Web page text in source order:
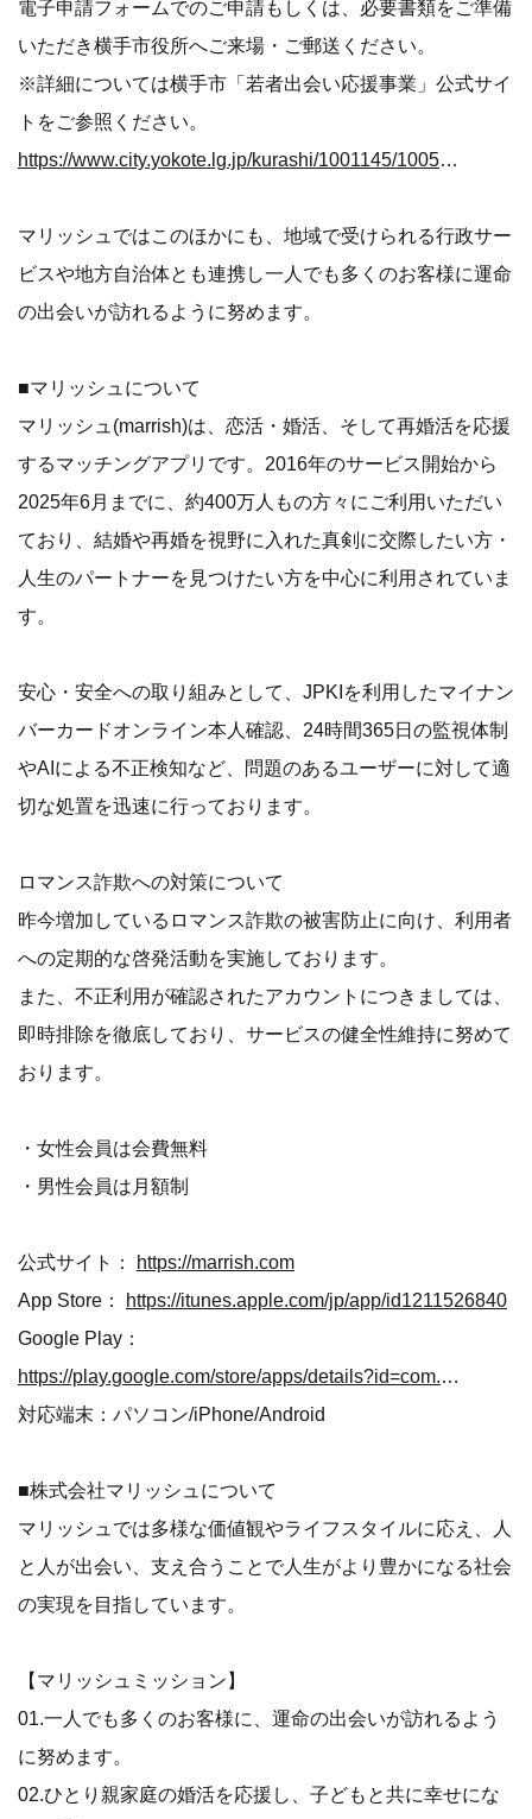
電子申請フォームでのご申請もしくは、必要書類をご準備
いただき横手市役所へご来場・ご郵送ください。
※詳細については横手市「若者出会い応援事業」公式サイ
トをご参照ください。
マリッシュではこのほかにも、地域で受けられる行政サー
ビスや地方自治体とも連携し一人でも多くのお客様に運命
の出会いが訪れるように努めます。
■マリッシュについて
マリッシュ(marrish)は、恋活・婚活、そして再婚活を応援
するマッチングアプリです。2016年のサービス開始から
2025年6月までに、約400万人もの方々にご利用いただい
ており、結婚や再婚を視野に入れた真剣に交際したい方・
人生のパートナーを見つけたい方を中心に利用されていま
す。
安心・安全への取り組みとして、JPKIを利用したマイナン
バーカードオンライン本人確認、24時間365日の監視体制
やAIによる不正検知など、問題のあるユーザーに対して適
切な処置を迅速に行っております。
ロマンス詐欺への対策について
昨今増加しているロマンス詐欺の被害防止に向け、利用者
への定期的な啓発活動を実施しております。
また、不正利用が確認されたアカウントにつきましては、
即時排除を徹底しており、サービスの健全性維持に努めて
おります。
・女性会員は会費無料
・男性会員は月額制
公式サイト： https://marrish.com
App Store： https://itunes.apple.com/jp/app/id1211526840
Google Play：
対応端末：パソコン/iPhone/Android
■株式会社マリッシュについて
マリッシュでは多様な価値観やライフスタイルに応え、人
と人が出会い、支え合うことで人生がより豊かになる社会
の実現を目指しています。
【マリッシュミッション】
01.一人でも多くのお客様に、運命の出会いが訪れるよう
に努めます。
02.ひとり親家庭の婚活を応援し、子どもと共に幸せにな